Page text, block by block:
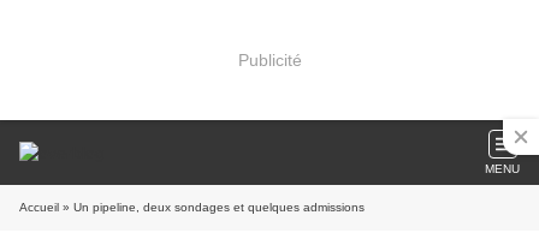
Publicité
MENU
Accueil » Un pipeline, deux sondages et quelques admissions